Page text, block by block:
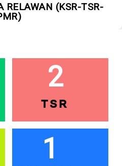
RELAWAN (KSR-TSR-
TSR
2
1